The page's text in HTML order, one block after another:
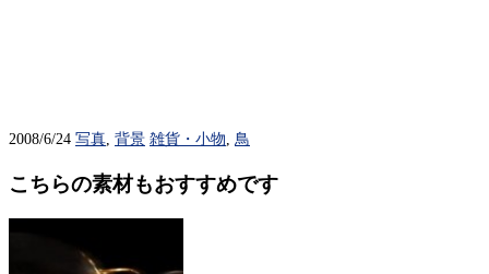
2008/6/24 写真 背景 雑貨・小物 鳥
こちらの素材もおすすめです